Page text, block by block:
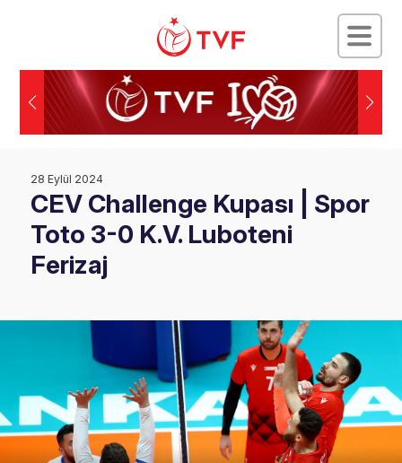
28 Eylül 2024
CEV Challenge Kupası | Spor
Toto 3-0 K.V. Luboteni
Ferizaj